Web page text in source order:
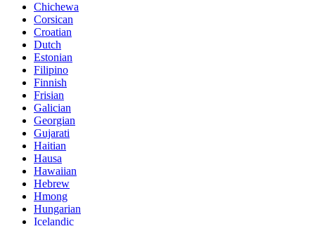
Chichewa
Corsican
Croatian
Dutch
Estonian
Filipino
Finnish
Frisian
Galician
Georgian
Gujarati
Haitian
Hausa
Hawaiian
Hebrew
Hmong
Hungarian
Icelandic